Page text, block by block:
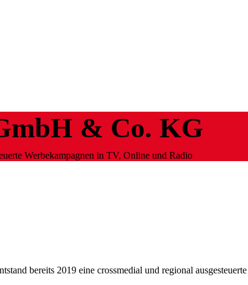
& Co. KG
Werbekampagnen in TV, Online und Radio
bereits 2019 eine crossmedial und regional